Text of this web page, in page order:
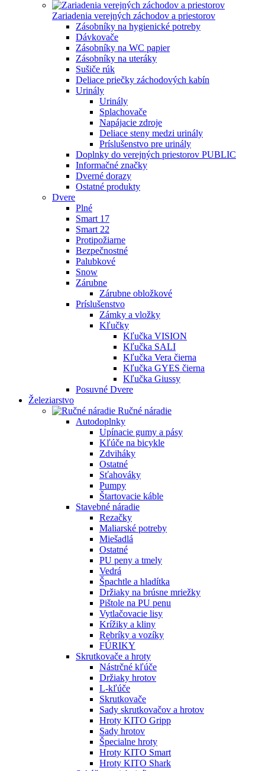
Zariadenia verejných záchodov a priestorov
Zásobníky na hygienické potreby
Dávkovače
Zásobníky na WC papier
Zásobníky na uteráky
Sušiče rúk
Deliace priečky záchodových kabín
Urinály
Urinály
Splachovače
Napájacie zdroje
Deliace steny medzi urinály
Príslušenstvo pre urinály
Doplnky do verejných priestorov PUBLIC
Informačné značky
Dverné dorazy
Ostatné produkty
Dvere
Plné
Smart 17
Smart 22
Protipožiarne
Bezpečnostné
Palubkové
Snow
Zárubne
Zárubne obložkové
Príslušenstvo
Zámky a vložky
Kľučky
Kľučka VISION
Kľučka SALI
Kľučka Vera čierna
Kľučka GYES čierna
Kľučka Giussy
Posuvné Dvere
Železiarstvo
Ručné náradie
Autodoplnky
Upínacie gumy a pásy
Kľúče na bicykle
Zdviháky
Ostatné
Sťahováky
Pumpy
Štartovacie káble
Stavebné náradie
Rezačky
Maliarské potreby
Miešadlá
Ostatné
PU peny a tmely
Vedrá
Špachtle a hladítka
Držiaky na brúsne mriežky
Pištole na PU penu
Vytlačovacie lisy
Krížiky a kliny
Rebríky a vozíky
FÚRIKY
Skrutkovače a hroty
Nástrčné kľúče
Držiaky hrotov
L-kľúče
Skrutkovače
Sady skrutkovačov a hrotov
Hroty KITO Gripp
Sady hrotov
Špecialne hroty
Hroty KITO Smart
Hroty KITO Shark